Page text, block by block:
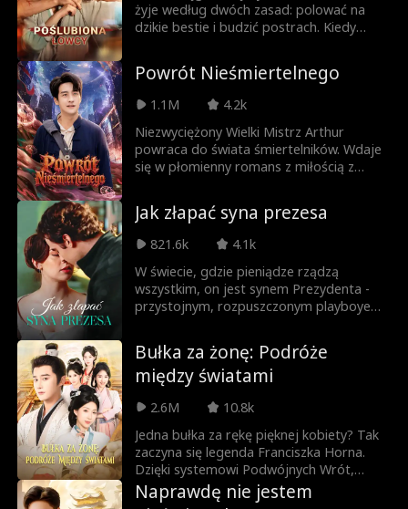
żyje według dwóch zasad: polować na
dzikie bestie i budzić postrach. Kiedy
na ślub, mężczyzna, którego wszyscy
unikają, wreszcie spotyka kogoś, kto nie
ucieka i być może zdoła poskromić jego
dzikie serce.
Powrót Nieśmiertelnego
1.1M
4.2k
Niezwyciężony Wielki Mistrz Arthur
powraca do świata śmiertelników. Wdaje
się w płomienny romans z miłością z
bogini sztuk walki i zamożnej dziedziczki.
Wciągnięty w brutalną walkę o władzę w
Meridianie, bezlitośnie miażdży rywali i
pokonuje wszelkie przeszkody, by zająć
miejsce na samym szczycie.
Jak złapać syna prezesa
821.6k
4.1k
W świecie, gdzie pieniądze rządzą
wszystkim, on jest synem Prezydenta -
przystojnym, rozpuszczonym playboyem
z marzeniami i... mopem. Jeden
przypadkowy pocałunek przeradza się w
medialny skandal, a nagle są zmuszeni
Bułka za żonę: Podróże
między światami
2.6M
10.8k
Jedna bułka za rękę pięknej kobiety? Tak
zaczyna się legenda Franciszka Horna.
Dzięki systemowi Podwójnych Wrót,
każda kolejna wybranka daje mu moc, by
swobodnie kroczyć między światami i
Naprawdę nie jestem